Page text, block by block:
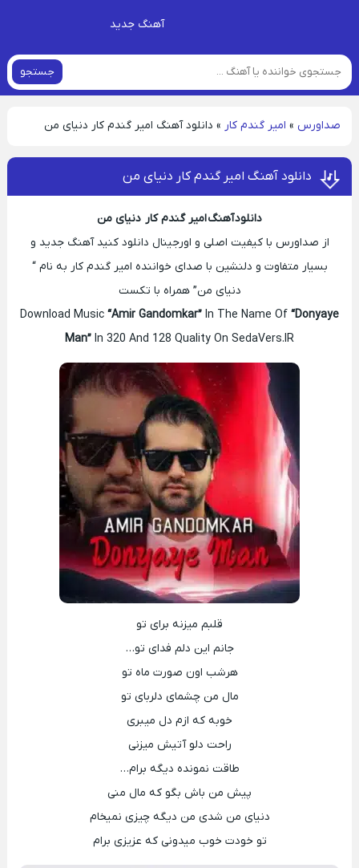
آهنگ جدید
جستجو
صداورس » امیر گندم کار » دانلود آهنگ امیر گندم کار دنیای من
دانلود آهنگ امیر گندم کار دنیای من
دانلود آهنگ امیر گندم کار دنیای من
از صداورس با کیفیت اصلی و اورجینال دانلود کنید آهنگ جدید و
بسیار متفاوت و دلنشین با صدای خواننده امیر گندم کار به نام “
دنیای من” همراه با تکست
Download Music “Amir Gandomkar” In The Name Of “Donyaye
Man” In 320 And 128 Quality On SedaVers.IR
قلبم میزنه برای تو
جانم این دلم فدای تو…
هرشب اون صورت ماه تو
مال من چشمای دلربای تو
خوبه که ازم دل میبری
راحت دلو آتیش میزنی
طاقت نمونده دیگه برام…
پیش من باش بگو که مال منی
دنیای من شدی من دیگه چیزی نمیخام
تو خودت خوب میدونی که عزیزی برام